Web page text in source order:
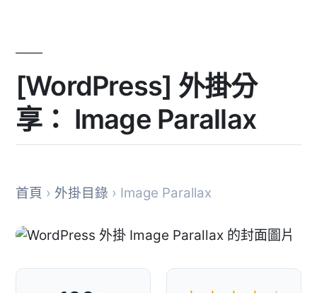
[WordPress] 外掛分
享： Image Parallax
首頁 › 外掛目錄 › Image Parallax